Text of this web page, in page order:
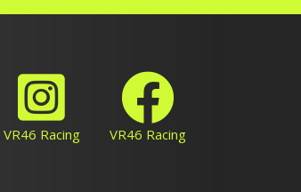
VR46 Racing VR46 Racing